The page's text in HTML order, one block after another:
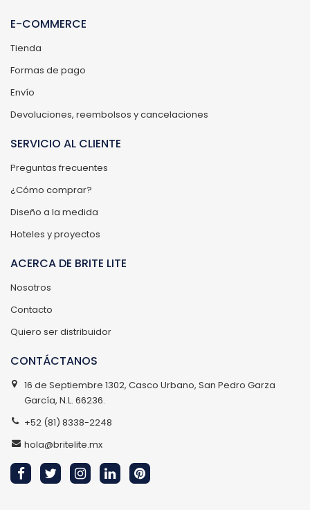
E-COMMERCE
Tienda
Formas de pago
Envío
Devoluciones, reembolsos y cancelaciones
SERVICIO AL CLIENTE
Preguntas frecuentes
¿Cómo comprar?
Diseño a la medida
Hoteles y proyectos
ACERCA DE BRITE LITE
Nosotros
Contacto
Quiero ser distribuidor
CONTÁCTANOS
16 de Septiembre 1302, Casco Urbano, San Pedro Garza
García, N.L. 66236.
+52 (81) 8338-2248
hola@britelite.mx